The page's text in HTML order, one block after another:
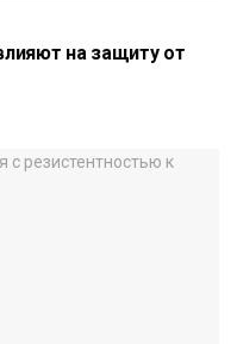
на защиту от